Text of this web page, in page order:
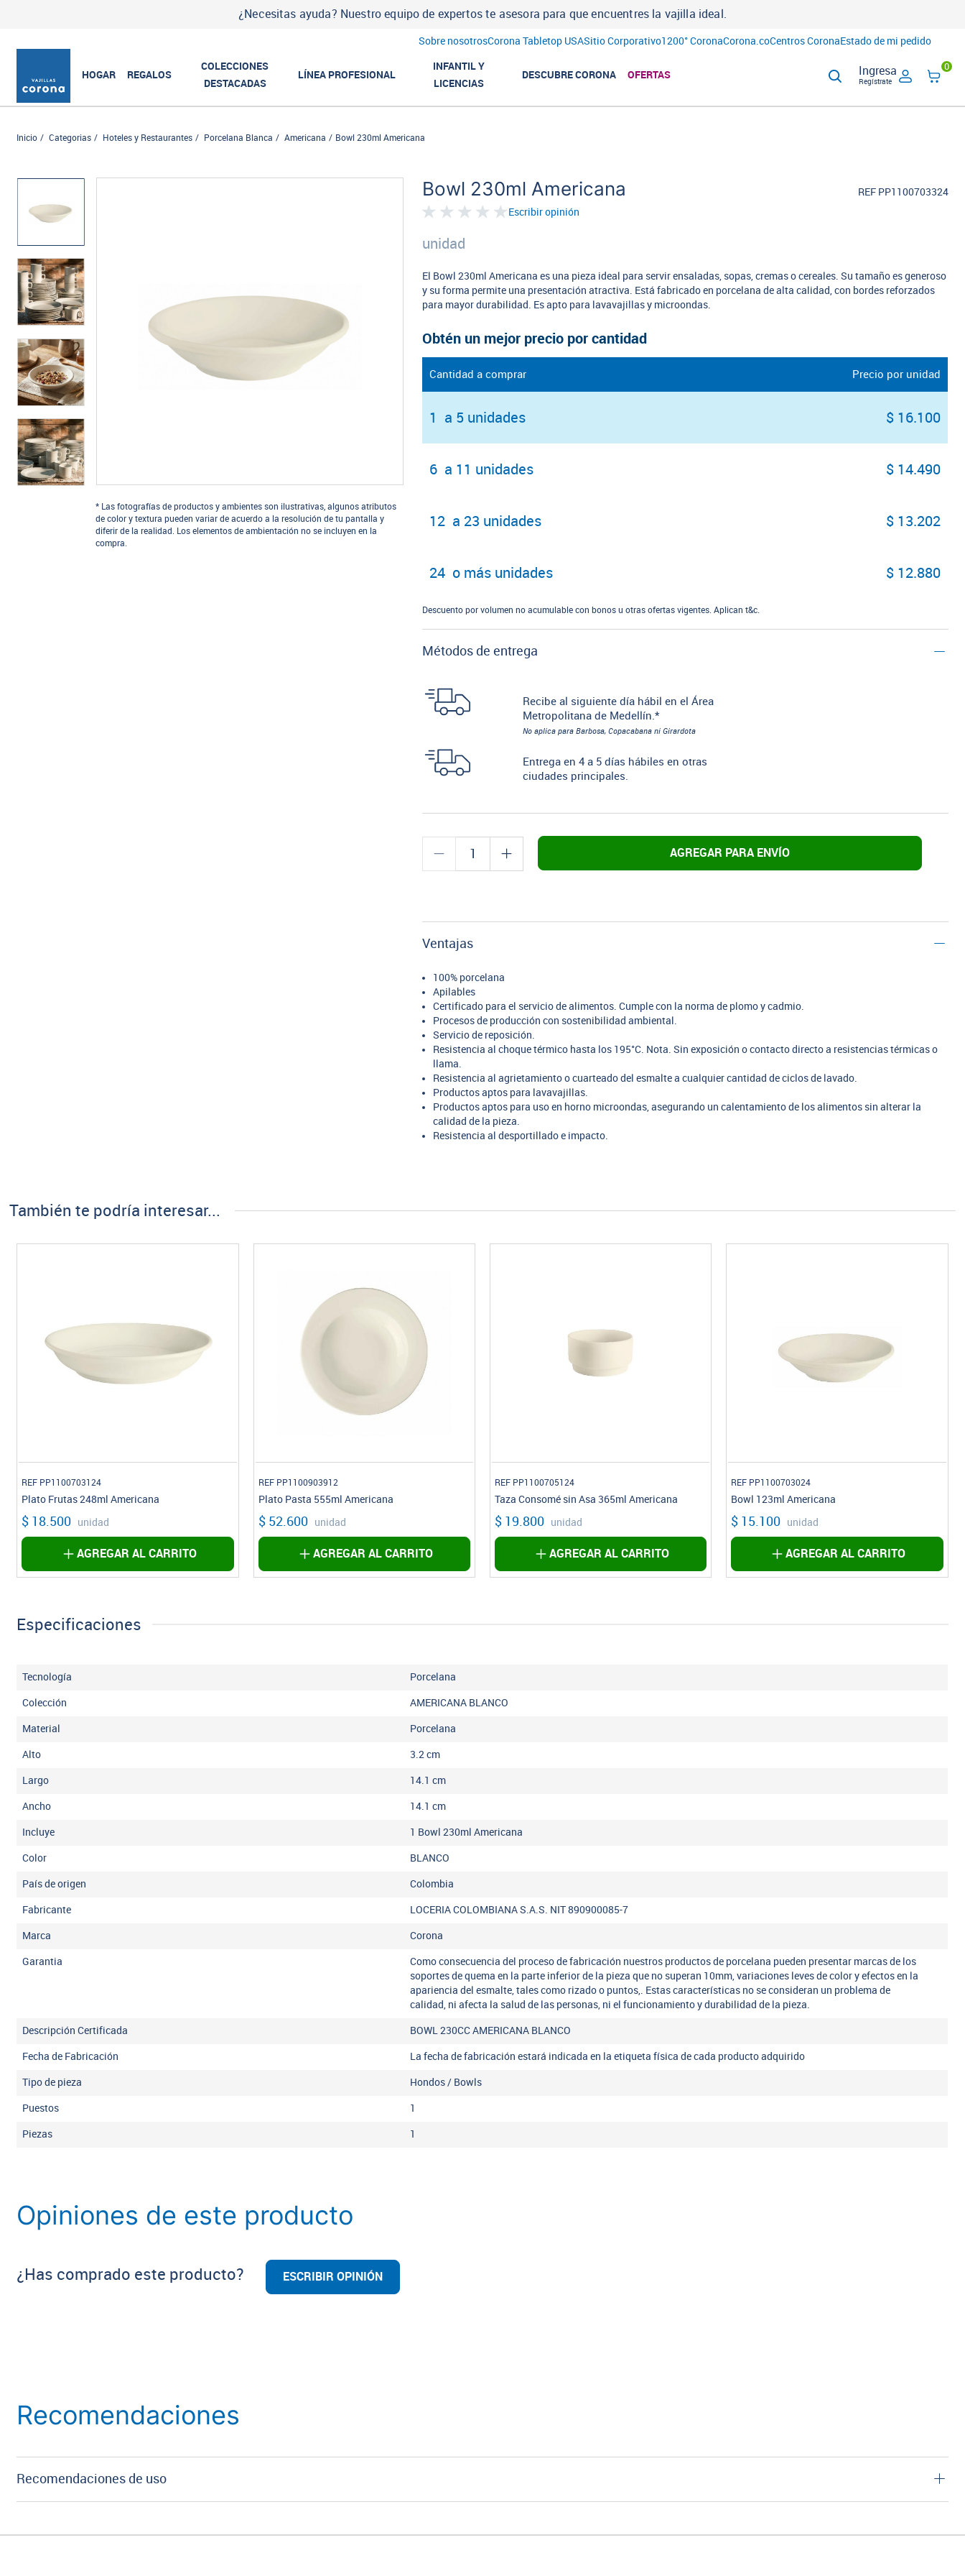
¿Necesitas ayuda? Nuestro equipo de expertos te asesora para que encuentres la vajilla ideal.
Sobre nosotrosCorona Tabletop USASitio Corporativo1200° CoronaCorona.coCentros CoronaEstado de mi pedido
HOGAR REGALOS
COLECCIONES
DESTACADAS
LÍNEA PROFESIONAL
INFANTIL Y
LICENCIAS
DESCUBRE CORONA OFERTAS Ingresa
Regístrate
0
Inicio Categorias Hoteles y Restaurantes Porcelana Blanca Americana Bowl 230ml Americana
Bowl 230ml Americana
REF PP1100703324
Escribir opinión
* Las fotografías de productos y ambientes son ilustrativas, algunos atributos
de color y textura pueden variar de acuerdo a la resolución de tu pantalla y
diferir de la realidad. Los elementos de ambientación no se incluyen en la
compra.
unidad
El Bowl 230ml Americana es una pieza ideal para servir ensaladas, sopas, cremas o cereales. Su tamaño es generoso
y su forma permite una presentación atractiva. Está fabricado en porcelana de alta calidad, con bordes reforzados
para mayor durabilidad. Es apto para lavavajillas y microondas.
Obtén un mejor precio por cantidad
Cantidad a comprar Precio por unidad
1 a 5 unidades $ 16.100
6 a 11 unidades $ 14.490
12 a 23 unidades $ 13.202
24 o más unidades $ 12.880
Descuento por volumen no acumulable con bonos u otras ofertas vigentes. Aplican t&c.
Métodos de entrega
Recibe al siguiente día hábil en el Área
Metropolitana de Medellín.*
No aplica para Barbosa, Copacabana ni Girardota
Entrega en 4 a 5 días hábiles en otras
ciudades principales.
AGREGAR PARA ENVÍO
Ventajas
100% porcelana
Apilables
Certificado para el servicio de alimentos. Cumple con la norma de plomo y cadmio.
Procesos de producción con sostenibilidad ambiental.
Servicio de reposición.
Resistencia al choque térmico hasta los 195°C. Nota. Sin exposición o contacto directo a resistencias térmicas o
llama.
Resistencia al agrietamiento o cuarteado del esmalte a cualquier cantidad de ciclos de lavado.
Productos aptos para lavavajillas.
Productos aptos para uso en horno microondas, asegurando un calentamiento de los alimentos sin alterar la
calidad de la pieza.
Resistencia al desportillado e impacto.
También te podría interesar...
REF PP1100703124
Plato Frutas 248ml Americana
$ 18.500 unidad
AGREGAR AL CARRITO
REF PP1100903912
Plato Pasta 555ml Americana
$ 52.600 unidad
AGREGAR AL CARRITO
REF PP1100705124
Taza Consomé sin Asa 365ml Americana
$ 19.800 unidad
AGREGAR AL CARRITO
REF PP1100703024
Bowl 123ml Americana
$ 15.100 unidad
AGREGAR AL CARRITO
Especificaciones
Tecnología Porcelana
Colección AMERICANA BLANCO
Material Porcelana
Alto 3.2cm
Largo 14.1 cm
Ancho 14.1 cm
Incluye 1 Bowl 230ml Americana
Color BLANCO
País de origen Colombia
Fabricante LOCERIA COLOMBIANA S.A.S. NIT 890900085-7
Marca Corona
Garantia
Como consecuencia del proceso de fabricación nuestros productos de porcelana pueden presentar marcas de los
soportes de quema en la parte inferior de la pieza que no superan 10mm, variaciones leves de color y efectos en la
apariencia del esmalte, tales como rizado o puntos,. Estas características no se consideran un problema de
calidad, ni afecta la salud de las personas, ni el funcionamiento y durabilidad de la pieza.
Descripción Certificada BOWL 230CC AMERICANA BLANCO
Fecha de Fabricación La fecha de fabricación estará indicada en la etiqueta física de cada producto adquirido
Tipo de pieza Hondos / Bowls
Puestos 1
Piezas 1
Opiniones de este producto
¿Has comprado este producto? ESCRIBIR OPINIÓN
Recomendaciones
Recomendaciones de uso